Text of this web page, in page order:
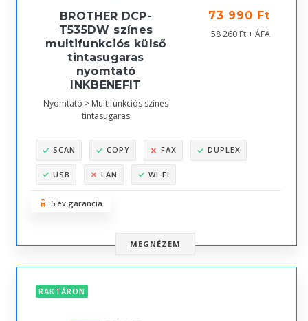
BROTHER DCP-
T535DW színes
multifunkciós külső
tintasugaras
nyomtató
INKBENEFIT
Nyomtató > Multifunkciós színes
tintasugaras
73 990 Ft
58 260 Ft + ÁFA
SCAN COPY FAX DUPLEX
USB LAN WI-FI
5 év garancia
MEGNÉZEM
RAKTÁRON